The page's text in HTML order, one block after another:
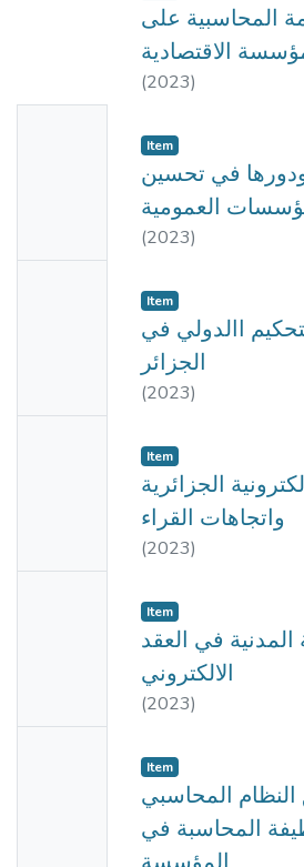
e
المحاسبية على
الاقتصادية
(2023)
e
Item
ودورها في تحسين
العمومية
(2023)
e
Item
االدولي في
الجزائر
(2023)
e
Item
الجزائرية
واتجاهات القراء
(2023)
Item
المدنية في العقد
الالكتروني
(2023)
Item
المحاسبي
المحاسبة في